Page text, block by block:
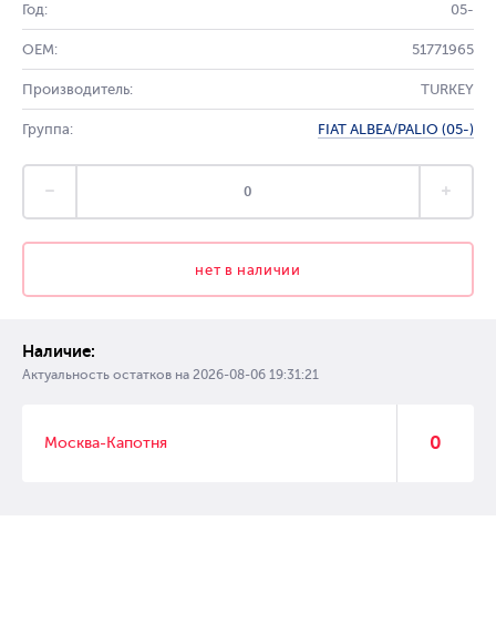
Год: 05-
OEM: 51771965
Производитель: TURKEY
Группа: FIAT ALBEA/PALIO (05-)
нет в наличии
Наличие:
Актуальность остатков на 2026-08-06 19:31:21
Москва-Капотня 0